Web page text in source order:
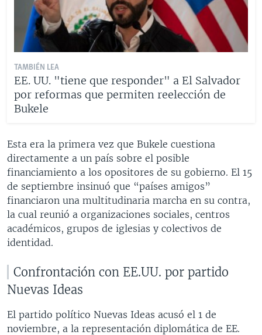
TAMBIÉN LEA
EE. UU. "tiene que responder" a El Salvador
por reformas que permiten reelección de
Bukele
Esta era la primera vez que Bukele cuestiona
directamente a un país sobre el posible
financiamiento a los opositores de su gobierno. El 15
de septiembre insinuó que “países amigos”
financiaron una multitudinaria marcha en su contra,
la cual reunió a organizaciones sociales, centros
académicos, grupos de iglesias y colectivos de
identidad.
Confrontación con EE.UU. por partido
Nuevas Ideas
El partido político Nuevas Ideas acusó el 1 de
noviembre, a la representación diplomática de EE.